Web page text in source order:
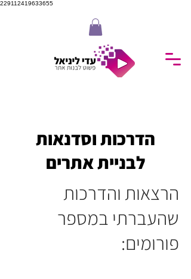
229112419633655
הדרכות וסדנאות
לבניית אתרים
הרצאות והדרכות
שהעברתי במספר
פורומים: